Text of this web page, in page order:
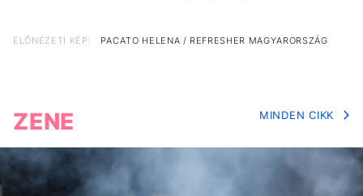
ELŐNÉZETI KÉP: PACATO HELENA / REFRESHER MAGYARORSZÁG
ZENE MINDEN CIKK